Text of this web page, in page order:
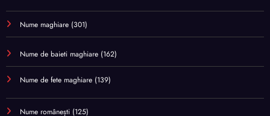
Nume maghiare (301)
Nume de baieti maghiare (162)
Nume de fete maghiare (139)
Nume românești (125)